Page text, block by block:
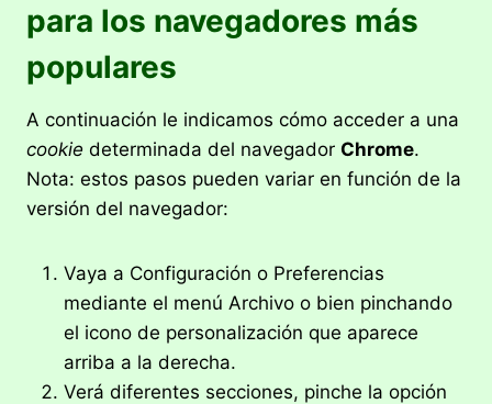
para los navegadores más
populares
A continuación le indicamos cómo acceder a una
cookie determinada del navegador Chrome.
Nota: estos pasos pueden variar en función de la
versión del navegador:
Vaya a Configuración o Preferencias
mediante el menú Archivo o bien pinchando
el icono de personalización que aparece
arriba a la derecha.
Verá diferentes secciones, pinche la opción